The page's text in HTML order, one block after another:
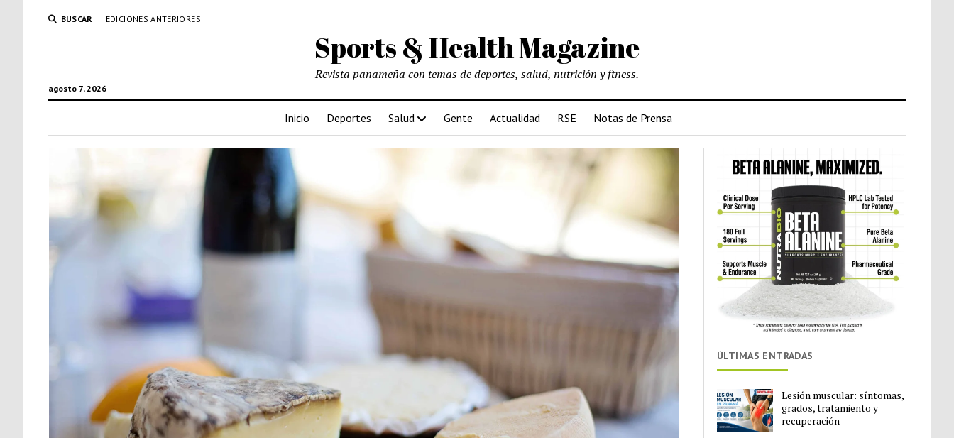
BUSCAR EDICIONES ANTERIORES
Sports & Health Magazine
agosto 7, 2026
Revista panameña con temas de deportes, salud, nutrición y ftness.
Inicio Deportes Salud Gente Actualidad RSE Notas de Prensa
ÚLTIMAS ENTRADAS
Lesión muscular: síntomas,
grados, tratamiento y
recuperación